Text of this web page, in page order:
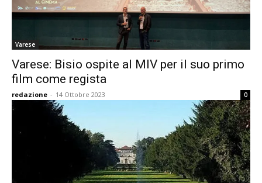
Varese
Varese: Bisio ospite al MIV per il suo primo
film come regista
redazione - 14 Ottobre 2023 0